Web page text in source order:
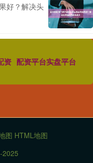
好？解决头
资 配资平台实盘平台
图 HTML地图